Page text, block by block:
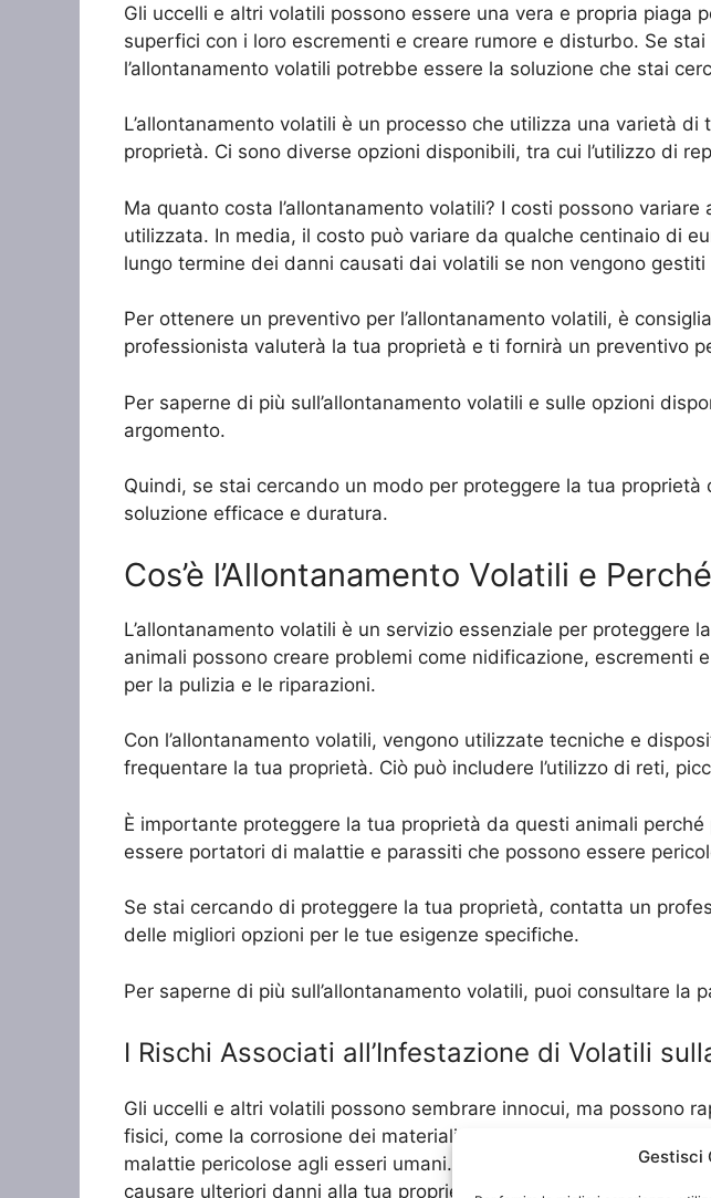
Gestisci
Gli uccelli e altri volatili possono essere una vera e propria
superfici con i loro escrementi e creare rumore e disturbo. Se
l’allontanamento volatili potrebbe essere la soluzione che stai
L’allontanamento volatili è un processo che utilizza una varietà
proprietà. Ci sono diverse opzioni disponibili, tra cui l’utilizzo di
Ma quanto costa l’allontanamento volatili? I costi possono
utilizzata. In media, il costo può variare da qualche centinaio di
lungo termine dei danni causati dai volatili se non vengono
Per ottenere un preventivo per l’allontanamento volatili, è
professionista valuterà la tua proprietà e ti fornirà un preventivo
Per saperne di più sull’allontanamento volatili e sulle opzioni
argomento.
Quindi, se stai cercando un modo per proteggere la tua
soluzione efficace e duratura.
Cos’è l’Allontanamento Volatili e
L’allontanamento volatili è un servizio essenziale per
animali possono creare problemi come nidificazione,
per la pulizia e le riparazioni.
Con l’allontanamento volatili, vengono utilizzate tecniche e
frequentare la tua proprietà. Ciò può includere l’utilizzo di reti,
È importante proteggere la tua proprietà da questi animali
essere portatori di malattie e parassiti che possono essere
Se stai cercando di proteggere la tua proprietà, contatta un
delle migliori opzioni per le tue esigenze specifiche.
Per saperne di più sull’allontanamento volatili, puoi consultare la
I Rischi Associati all’Infestazione di Volatili
Gli uccelli e altri volatili possono sembrare innocui, ma possono
fisici, come la corrosione dei materiali da nido e le feci che
malattie pericolose agli esseri umani. Inoltre, la loro presenza
causare ulteriori danni alla tua proprietà.